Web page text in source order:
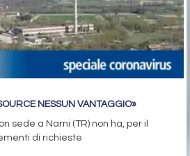
NESSUN VANTAGGIO»
sede a Narni (TR) non ha, per il
di richieste